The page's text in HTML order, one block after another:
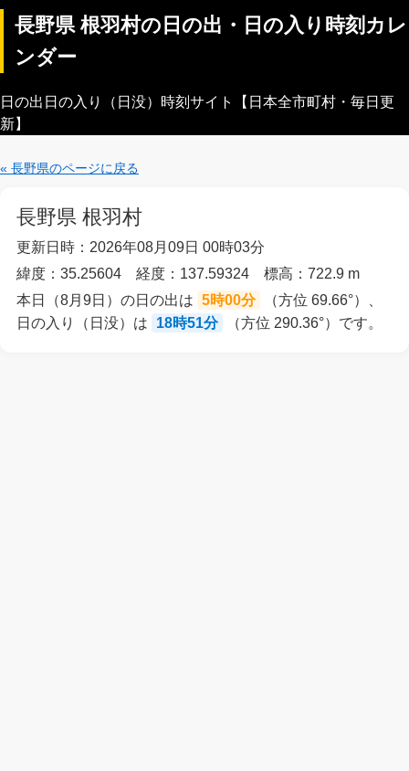
長野県 根羽村の日の出・日の入り時刻カレ
ンダー
日の出日の入り（日没）時刻サイト【日本全市町村・毎日更
新】
« 長野県のページに戻る
長野県 根羽村
更新日時：2026年08月09日 00時03分
緯度：35.25604 経度：137.59324 標高：722.9 m
本日（8月9日）の日の出は 5時00分
（方位 69.66°）、
日の入り（日没）は
18時51分 （方位 290.36°）です。